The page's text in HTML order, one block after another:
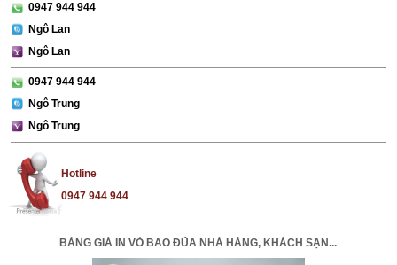
0947 944 944
Ngô Lan
Ngô Lan
0947 944 944
Ngô Trung
Ngô Trung
Hotline
0947 944 944
BẢNG GIÁ IN VỎ BAO ĐŨA NHÀ HÀNG, KHÁCH SẠN...